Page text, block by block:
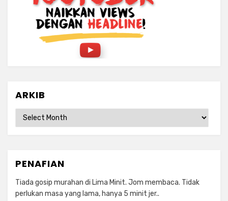
ARKIB
ARKIB
PENAFIAN
Tiada gosip murahan di Lima Minit. Jom membaca. Tidak
perlukan masa yang lama, hanya 5 minit jer..